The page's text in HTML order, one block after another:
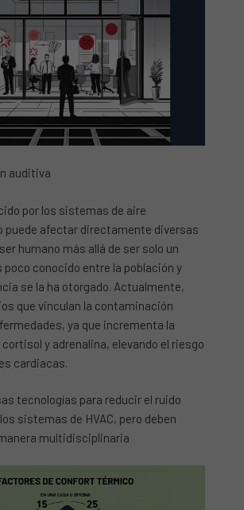
auditiva
por los sistemas de aire
puede afectar directamente diversas
humano más allá de ser solo un
conocido entre la población y
se la ha otorgado. Actualmente,
que vinculan la contaminación
ya que incrementa la
y adrenalina, elevando el riesgo
cardiacas.
tecnologías para reducir el ruido
sistemas de HVAC, pero deben
multidisciplinaria